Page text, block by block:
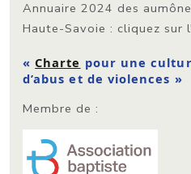
Annuaire 2024 des
Haute-Savoie : cliquez sur
«Charte pour une
d’abus et de violences »
Membre de :